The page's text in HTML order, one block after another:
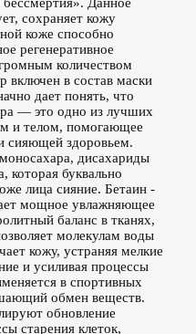
сохраняет кожу
коже способно
регенеративное
количеством
включен в состав маски
дает понять, что
— это одно из лучших
и телом, помогающее
сияющей здоровьем.
дисахариды
которая буквально
лица сияние. Бетаин -
мощное увлажняющее
баланс в тканях,
молекулам воды
кожу, устраняя мелкие
и усиливая процессы
в спортивных
обмен веществ.
обновление
старения клеток,